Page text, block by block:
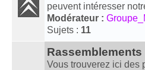
peuvent intéresser
Modérateur :
Sujets : 11
Rassemblements
Vous trouverez ici des